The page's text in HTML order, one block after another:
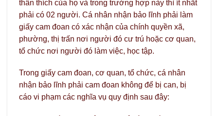
thân thích của họ và trong trường hợp này thì ít nhất
phải có 02 người. Cá nhân nhận bảo lĩnh phải làm
giấy cam đoan có xác nhận của chính quyền xã,
phường, thị trấn nơi người đó cư trú hoặc cơ quan,
tổ chức nơi người đó làm việc, học tập.
Trong giấy cam đoan, cơ quan, tổ chức, cá nhân
nhận bảo lĩnh phải cam đoan không để bị can, bị
cáo vi phạm các nghĩa vụ quy định sau đây: